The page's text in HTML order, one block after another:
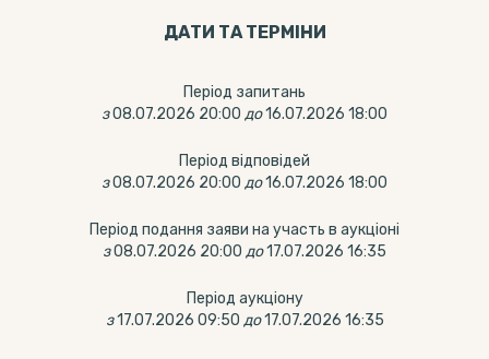
ДАТИ ТА ТЕРМIНИ
Період запитань
з08.07.2026 20:00 до16.07.2026 18:00
Період відповідей
з08.07.2026 20:00 до16.07.2026 18:00
Період подання заяви на участь в аукціоні
з08.07.2026 20:00 до17.07.2026 16:35
Період аукціону
з 17.07.2026 09:50 до 17.07.2026 16:35